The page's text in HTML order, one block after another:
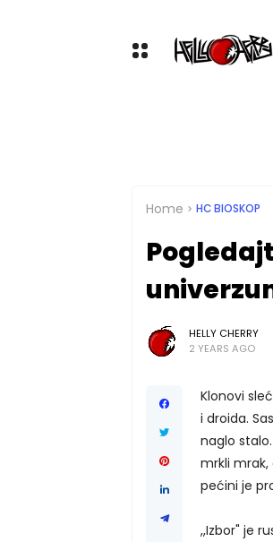
Home HC BIOSKOP
HELLY CHERRY
2 YEARS AGO
Klonovi
i droida.
naglo
mrkli mrak,
pećini je
,,Izbor" je